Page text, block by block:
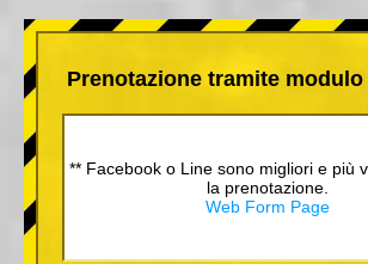
Prenotazione tramite modulo
** Facebook o Line sono migliori e più
la prenotazione.
Web Form Page